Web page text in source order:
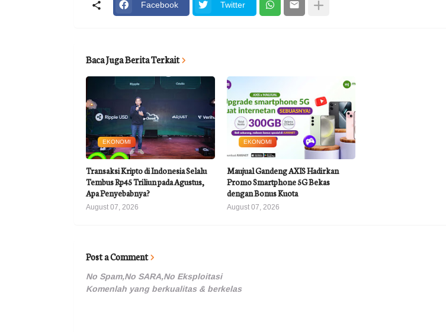
Facebook Twitter
Baca Juga Berita Terkait
EKONOMI
Transaksi Kripto di Indonesia Selalu
Tembus Rp45 Triliun pada Agustus,
Apa Penyebabnya?
August 07, 2026
EKONOMI
Maujual Gandeng AXIS Hadirkan
Promo Smartphone 5G Bekas
dengan Bonus Kuota
August 07, 2026
Post a Comment
No Spam,No SARA,No Eksploitasi
Komenlah yang berkualitas & berkelas